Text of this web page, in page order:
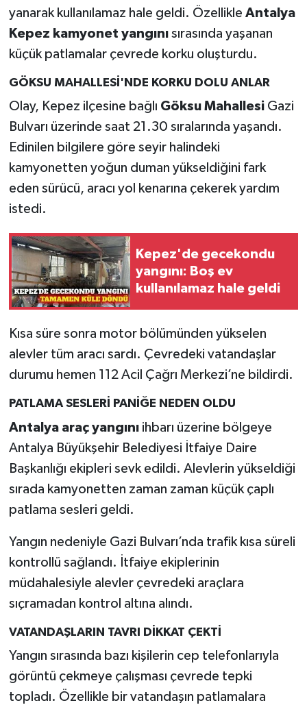
yanarak kullanılamaz hale geldi. Özellikle Antalya
Kepez kamyonet yangınısırasında yaşanan
küçük patlamalar çevrede korku oluşturdu.
GÖKSU MAHALLESİ'NDE KORKU DOLU ANLAR
Olay, Kepez ilçesine bağlı Göksu MahallesiGazi
Bulvarı üzerinde saat 21.30 sıralarında yaşandı.
Edinilen bilgilere göre seyir halindeki
kamyonetten yoğun duman yükseldiğini fark
eden sürücü, aracı yol kenarına çekerek yardım
istedi.
Kepez'de gecekondu
yangını: Boş ev
kullanılamaz hale geldi
Kısa süre sonra motor bölümünden yükselen
alevler tüm aracı sardı. Çevredeki vatandaşlar
durumu hemen 112 Acil Çağrı Merkezi’ne bildirdi.
PATLAMA SESLERİ PANİĞE NEDEN OLDU
Antalya araç yangınıihbarı üzerine bölgeye
Antalya Büyükşehir Belediyesi İtfaiye Daire
Başkanlığı ekipleri sevk edildi. Alevlerin yükseldiği
sırada kamyonetten zaman zaman küçük çaplı
patlama sesleri geldi.
Yangın nedeniyle Gazi Bulvarı’nda trafik kısa süreli
kontrollü sağlandı. İtfaiye ekiplerinin
müdahalesiyle alevler çevredeki araçlara
sıçramadan kontrol altına alındı.
VATANDAŞLARIN TAVRI DİKKAT ÇEKTİ
Yangın sırasında bazı kişilerin cep telefonlarıyla
görüntü çekmeye çalışması çevrede tepki
topladı. Özellikle bir vatandaşın patlamalara